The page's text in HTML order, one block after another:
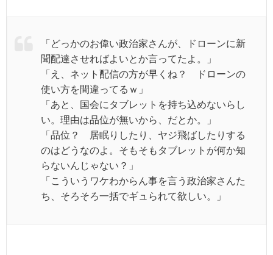
「どっかのお偉い政治家さんが、ドローンに新
聞配達させればよいとか言ってたよ。」
「え、ネット配信の方が早くね？ ドローンの
使い方を間違ってるｗ」
「あと、国会にタブレットを持ち込めないらし
い。理由は品位が無いから、だとか。」
「品位？ 居眠りしたり、ヤジ飛ばしたりする
のはどうなのよ。そもそもタブレットが何か知
らないんじゃない？」
「こういうワケわからん事を言う政治家さんた
ち、そろそろ一括でギュられて欲しい。」